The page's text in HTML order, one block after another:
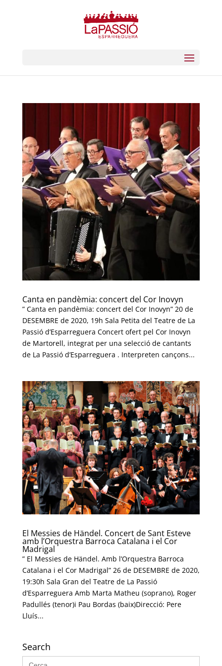
Canta en pandèmia: concert del Cor Inovyn
” Canta en pandèmia: concert del Cor Inovyn” 20 de
DESEMBRE de 2020, 19h Sala Petita del Teatre de La
Passió d’Esparreguera Concert ofert pel Cor Inovyn
de Martorell, integrat per una selecció de cantants
de La Passió d’Esparreguera . Interpreten cançons...
El Messies de Händel. Concert de Sant Esteve
amb l’Orquestra Barroca Catalana i el Cor
Madrigal
” El Messies de Händel. Amb l’Orquestra Barroca
Catalana i el Cor Madrigal” 26 de DESEMBRE de 2020,
19:30h Sala Gran del Teatre de La Passió
d’Esparreguera Amb Marta Matheu (soprano), Roger
Padullés (tenor)i Pau Bordas (baix)Direcció: Pere
Lluís...
Search
Search